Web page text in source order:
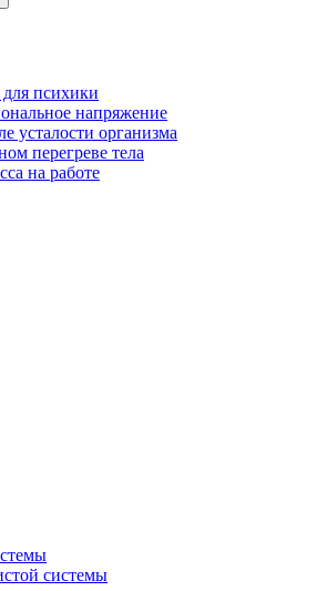
психики
напряжение
усталости организма
перегреве тела
на работе
системы